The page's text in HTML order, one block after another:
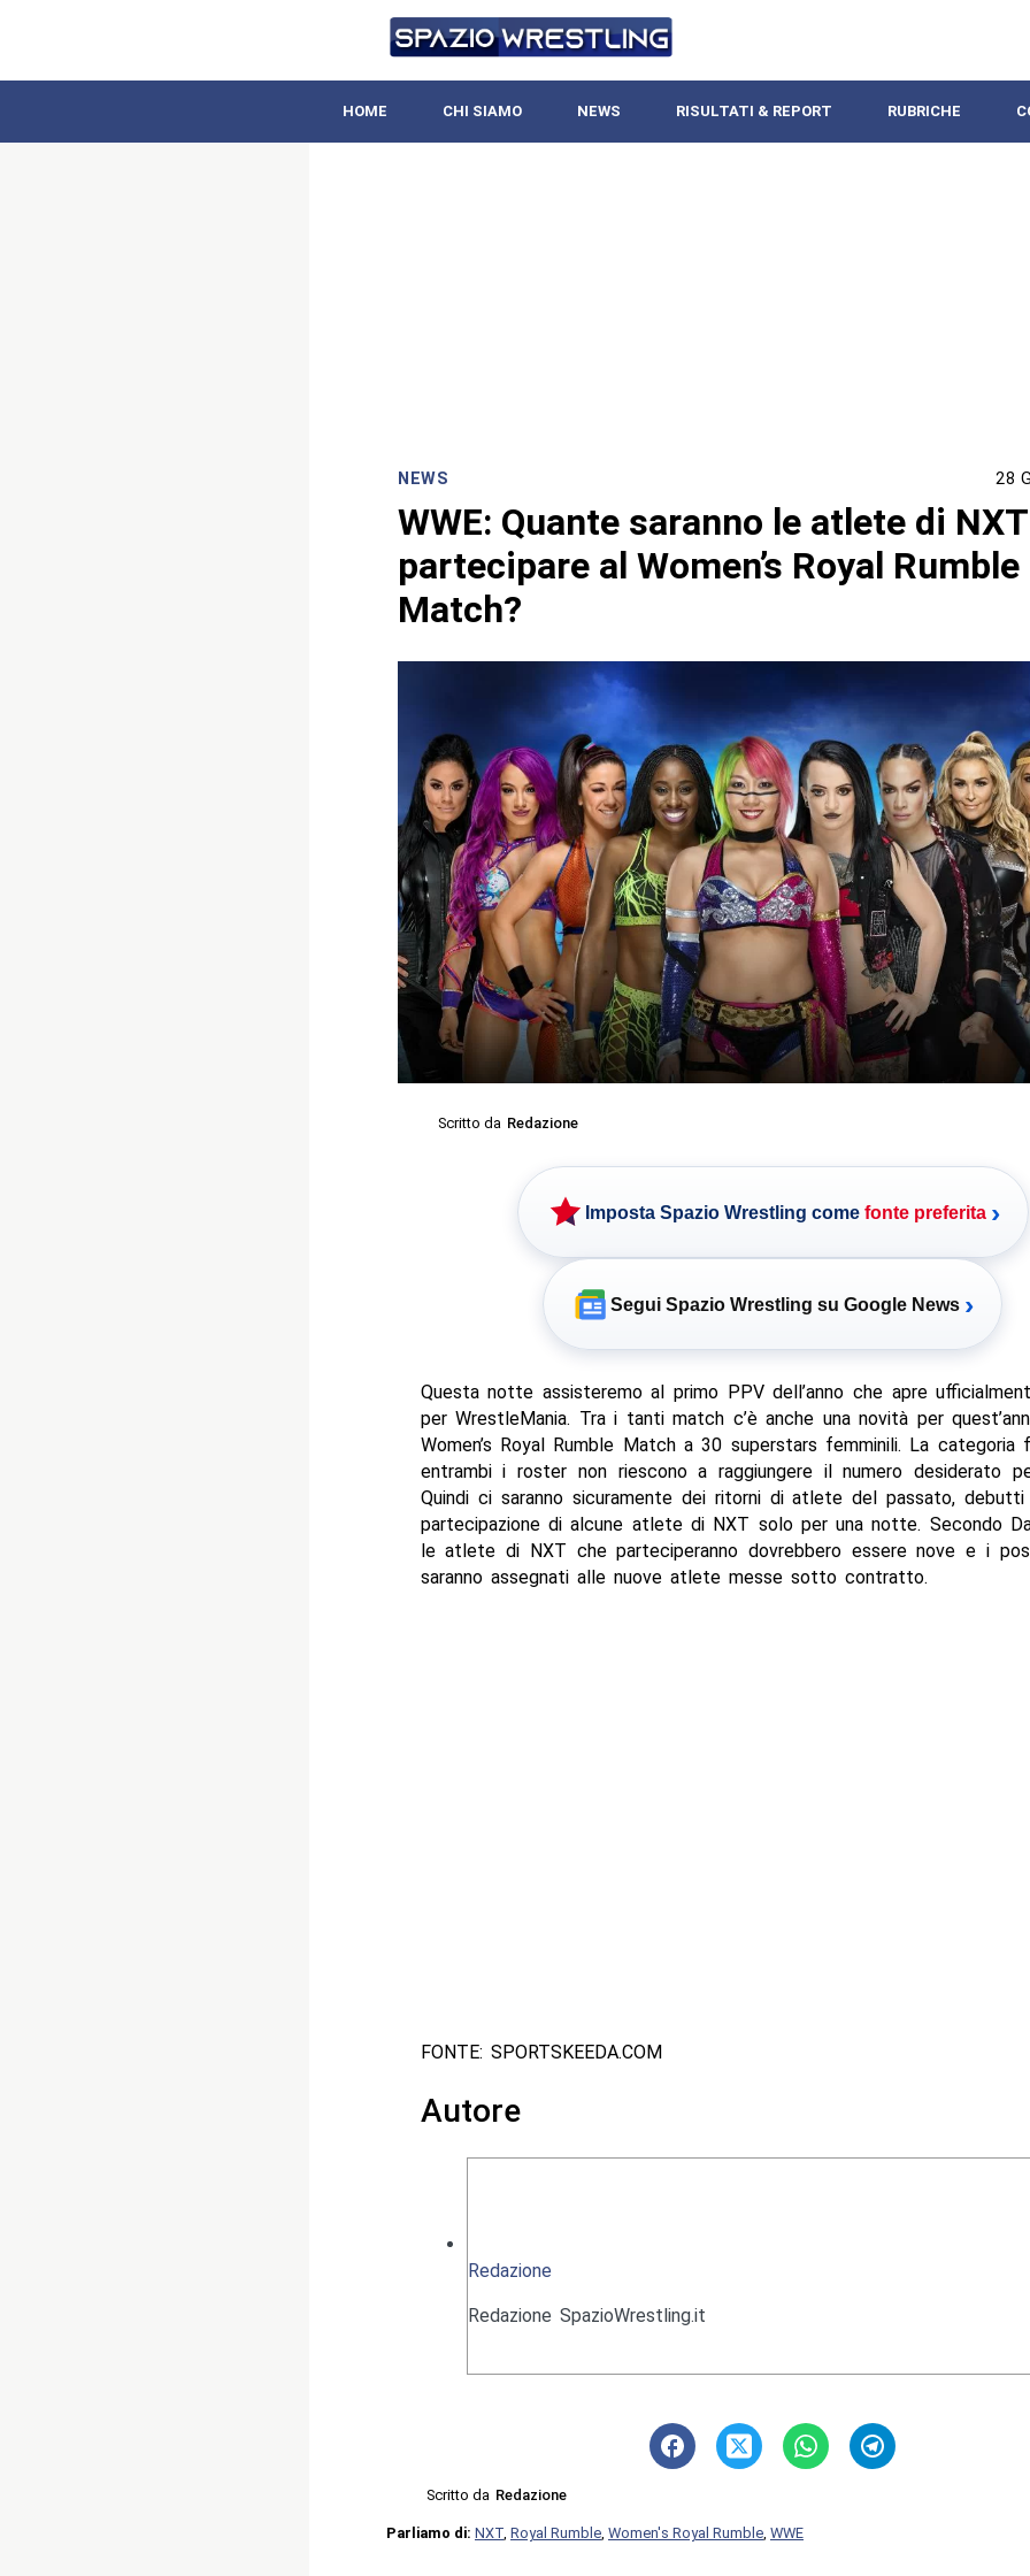
HOME CHI SIAMO NEWS RISULTATI & REPORT RUBRICHE
NEWS 28
WWE: Quante saranno le atlete di
partecipare al Women’s Royal Rumble
Match?
Scritto da Redazione
Imposta Spazio Wrestling come fonte preferita ›
Segui Spazio Wrestling su Google News ›
Questa notte assisteremo al primo PPV dell’anno che apre
per WrestleMania. Tra i tanti match c’è anche una novità per
Women’s Royal Rumble Match a 30 superstars femminili. La categoria
entrambi i roster non riescono a raggiungere il numero desiderato
Quindi ci saranno sicuramente dei ritorni di atlete del passato,
partecipazione di alcune atlete di NXT solo per una notte. Secondo
le atlete di NXT che parteciperanno dovrebbero essere nove e i
saranno assegnati alle nuove atlete messe sotto contratto.
FONTE: SPORTSKEEDA.COM
Autore
Redazione
Redazione SpazioWrestling.it
Scritto da Redazione
Parliamo di: NXT, Royal Rumble, Women's Royal Rumble, WWE